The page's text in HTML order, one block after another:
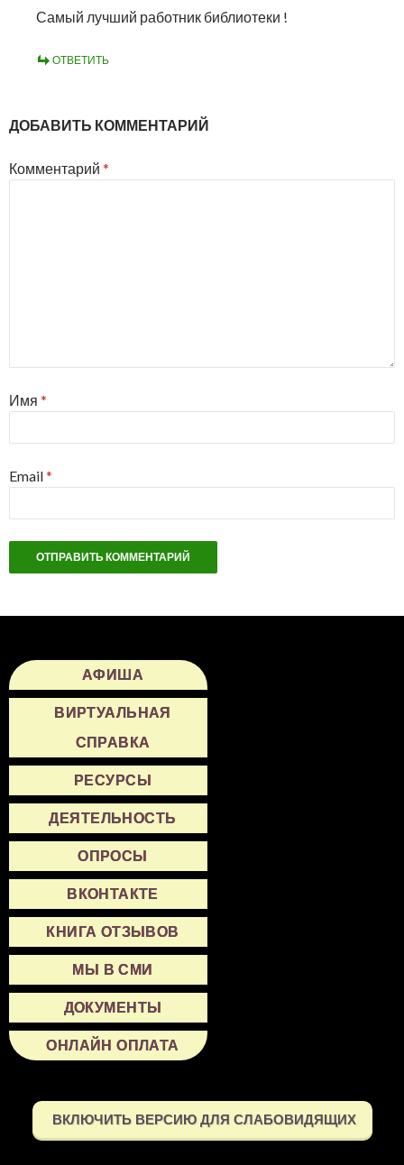
Самый лучший работник библиотеки !
ОТВЕТИТЬ
ДОБАВИТЬ КОММЕНТАРИЙ
Комментарий *
Имя *
Email*
АФИША
ВИРТУАЛЬНАЯ
СПРАВКА
РЕСУРСЫ
ДЕЯТЕЛЬНОСТЬ
ОПРОСЫ
ВКОНТАКТЕ
КНИГА ОТЗЫВОВ
МЫ В СМИ
ДОКУМЕНТЫ
ОНЛАЙН ОПЛАТА
ВКЛЮЧИТЬ ВЕРСИЮ ДЛЯ СЛАБОВИДЯЩИХ